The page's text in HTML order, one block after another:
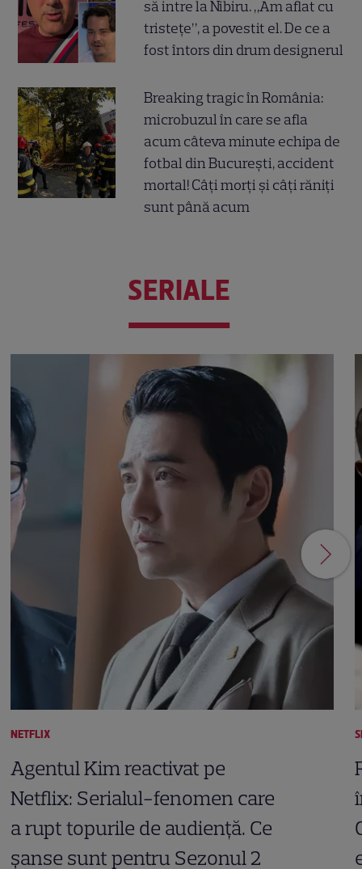
să intre la Nibiru. „Am aflat cu
tristețe”, a povestit el. De ce a
fost întors din drum designerul
Breaking tragic în România:
microbuzul în care se afla
acum câteva minute echipa de
fotbal din București, accident
mortal! Câți morți și câți răniți
sunt până acum
SERIALE
NETFLIX
Agentul Kim reactivat pe
Netflix: Serialul-fenomen care
a rupt topurile de audiență. Ce
șanse sunt pentru Sezonul 2